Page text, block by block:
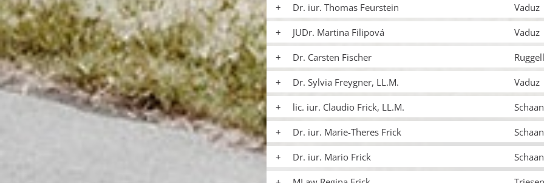
Dr. iur. Thomas Feurstein Vaduz
JUDr. Martina Filipová Vaduz
Dr. Carsten Fischer Ruggell
Dr. Sylvia Freygner, LL.M. Vaduz
lic. iur. Claudio Frick, LL.M. Schaan
Dr. iur. Marie-Theres Frick Schaan
Dr. iur. Mario Frick Schaan